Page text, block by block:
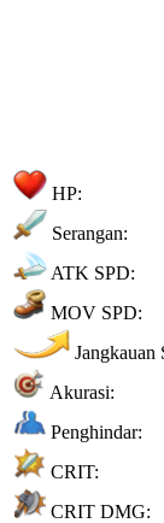
HP:
Serangan:
ATK SPD:
MOV SPD:
Jangkauan
Akurasi:
Penghindar:
CRIT:
CRIT DMG: